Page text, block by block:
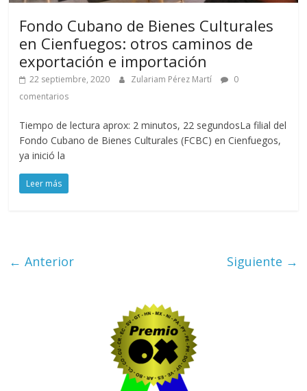
Fondo Cubano de Bienes Culturales
en Cienfuegos: otros caminos de
exportación e importación
22 septiembre, 2020 Zulariam Pérez Martí
0
comentarios
Tiempo de lectura aprox: 2 minutos, 22 segundosLa filial del
Fondo Cubano de Bienes Culturales (FCBC) en Cienfuegos,
ya inició la
Leer más
← Anterior Siguiente →